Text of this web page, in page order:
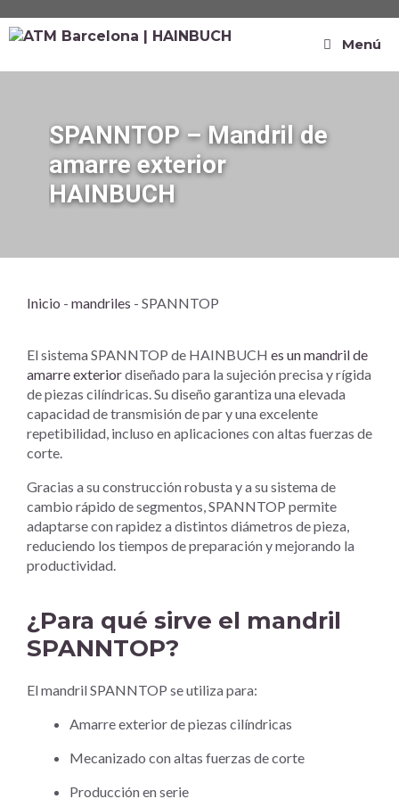
Menú
SPANNTOP – Mandril de
amarre exterior
HAINBUCH
Inicio - mandriles - SPANNTOP
El sistema SPANNTOP de HAINBUCH es un mandril de
amarre exteriordiseñado para la sujeción precisa y rígida
de piezas cilíndricas. Su diseño garantiza una elevada
capacidad de transmisión de par y una excelente
repetibilidad, incluso en aplicaciones con altas fuerzas de
corte.
Gracias a su construcción robusta y a su sistema de
cambio rápido de segmentos, SPANNTOP permite
adaptarse con rapidez a distintos diámetros de pieza,
reduciendo los tiempos de preparación y mejorando la
productividad.
¿Para qué sirve el mandril
SPANNTOP?
El mandril SPANNTOP se utiliza para:
Amarre exterior de piezas cilíndricas
Mecanizado con altas fuerzas de corte
Producción en serie